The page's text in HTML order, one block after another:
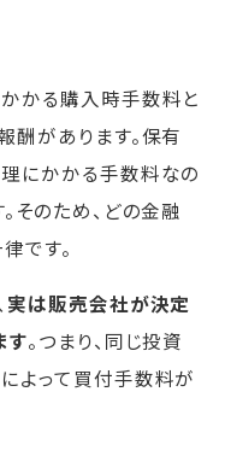
かる購入時手数料と
酬があります。保有
にかかる手数料なの
そのため、どの金融
です。
実は販売会社が決定
す。つまり、同じ投資
よって買付手数料が